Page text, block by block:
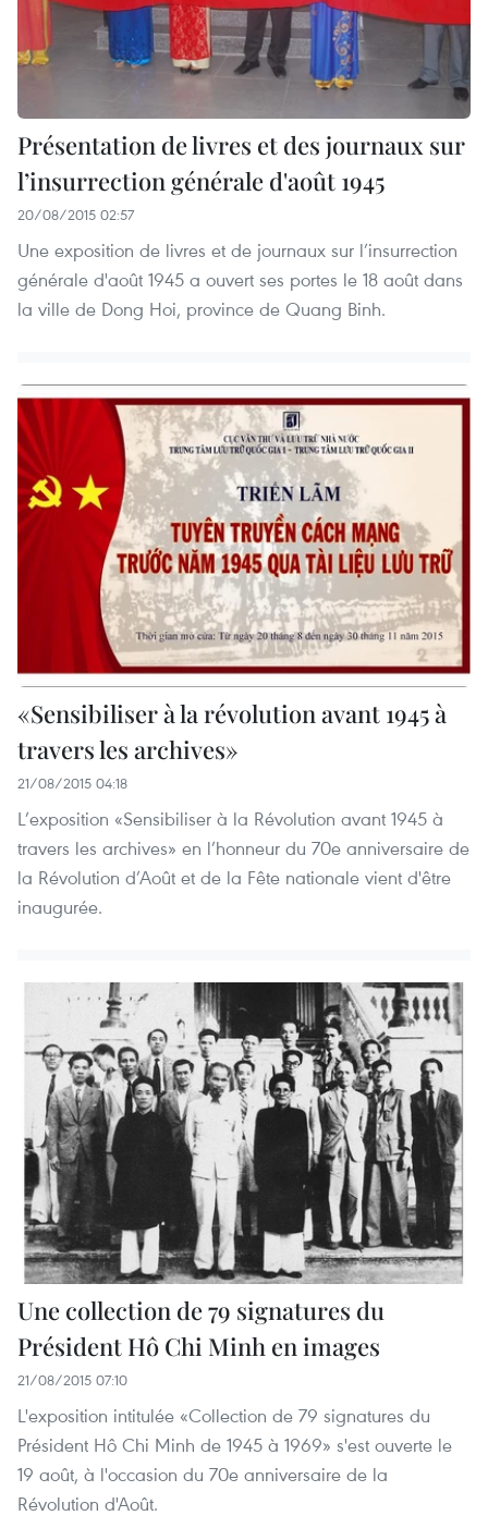
Présentation de livres et des journaux sur
l’insurrection générale d'août 1945
20/08/2015 02:57
Une exposition de livres et de journaux sur l’insurrection
générale d'août 1945 a ouvert ses portes le 18 août dans
la ville de Dong Hoi, province de Quang Binh.
«Sensibiliser à la révolution avant 1945 à
travers les archives»
21/08/2015 04:18
L’exposition «Sensibiliser à la Révolution avant 1945 à
travers les archives» en l’honneur du 70e anniversaire de
la Révolution d’Août et de la Fête nationale vient d'être
inaugurée.
Une collection de 79 signatures du
Président Hô Chi Minh en images
21/08/2015 07:10
L'exposition intitulée «Collection de 79 signatures du
Président Hô Chi Minh de 1945 à 1969» s'est ouverte le
19 août, à l'occasion du 70e anniversaire de la
Révolution d'Août.